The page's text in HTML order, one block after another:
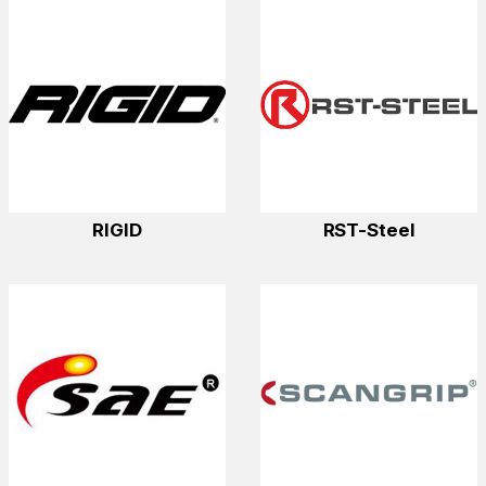
RIGID RST-Steel